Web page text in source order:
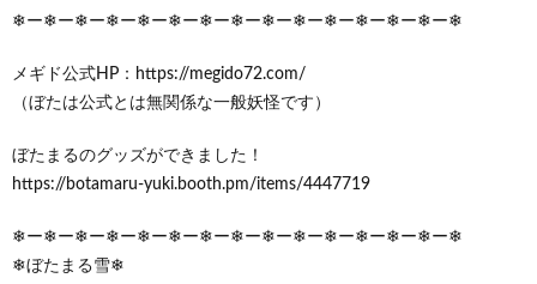
❄ー❄ー❄ー❄ー❄ー❄ー❄ー❄ー❄ー❄ー❄ー❄ー❄ー❄ー❄
メギド公式HP：https://megido72.com/
（ぼたは公式とは無関係な一般妖怪です）
ぼたまるのグッズができました！
https://botamaru-yuki.booth.pm/items/4447719
❄ー❄ー❄ー❄ー❄ー❄ー❄ー❄ー❄ー❄ー❄ー❄ー❄ー❄ー❄
❄ぼたまる雪❄